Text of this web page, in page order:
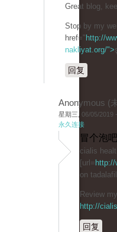
Great blog,
Stop by my
href=" http://
nakliyat.org/">
回复
Anonymous (
星期三, 06/05/2019
永久连接
冒个泡
cialis
[url=
on
Review
http://
回复